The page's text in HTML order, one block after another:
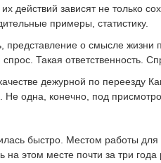
действий зависят не только
примеры, статистику.
представление о смысле жизни
Такая ответственность.
дежурной по переезду
Не одна, конечно, под
быстро. Местом работы
на этом месте почти за три